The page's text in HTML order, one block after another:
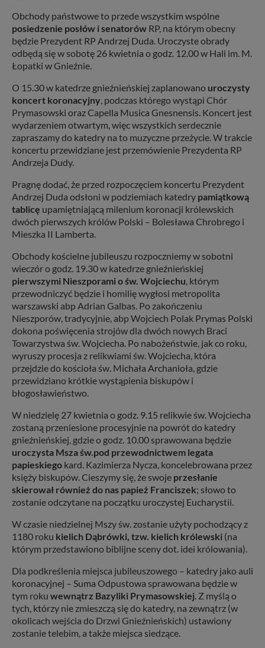
Obchody państwowe to przede wszystkim wspólne
posiedzenie posłów i senatorów RP, na którym obecny
będzie Prezydent RP Andrzej Duda. Uroczyste obrady
odbędą się w sobotę 26 kwietnia o godz. 12.00 w Hali im. M.
Łopatki w Gnieźnie.
O 15.30 w katedrze gnieźnieńskiej zaplanowano uroczysty
koncert koronacyjny , podczas którego wystąpi Chór
Prymasowski oraz Capella Musica Gnesnensis. Koncert jest
wydarzeniem otwartym, więc wszystkich serdecznie
zapraszamy do katedry na to muzyczne przeżycie. W trakcie
koncertu przewidziane jest przemówienie Prezydenta RP
Andrzeja Dudy.
Pragnę dodać, że przed rozpoczęciem koncertu Prezydent
Andrzej Duda odsłoni w podziemiach katedry pamiątkową
tablicę upamiętniającą milenium koronacji królewskich
dwóch pierwszych królów Polski – Bolesława Chrobrego i
Mieszka II Lamberta.
Obchody kościelne jubileuszu rozpoczniemy w sobotni
wieczór o godz. 19.30 w katedrze gnieźnieńskiej
pierwszymi Nieszporami o św. Wojciechu , którym
przewodniczyć będzie i homilię wygłosi metropolita
warszawski abp Adrian Galbas. Po zakończeniu
Nieszporów, tradycyjnie, abp Wojciech Polak Prymas Polski
dokona poświęcenia strojów dla dwóch nowych Braci
Towarzystwa św. Wojciecha. Po nabożeństwie, jak co roku,
wyruszy procesja z relikwiami św. Wojciecha, która
przejdzie do kościoła św. Michała Archanioła, gdzie
przewidziano krótkie wystąpienia biskupów i
błogosławieństwo.
W niedzielę 27 kwietnia o godz. 9.15 relikwie św. Wojciecha
zostaną przeniesione procesyjnie na powrót do katedry
gnieźnieńskiej, gdzie o godz. 10.00 sprawowana będzie
uroczysta Msza św. pod przewodnictwem legata
papieskiego kard. Kazimierza Nycza, koncelebrowana przez
księży biskupów. Cieszymy się, że swoje przesłanie
skierował również do nas papież Franciszek; słowo to
zostanie odczytane na początku uroczystej Eucharystii.
W czasie niedzielnej Mszy św. zostanie użyty pochodzący z
1180 roku kielich Dąbrówki, tzw. kielich królewski (na
którym przedstawiono biblijne sceny dot. idei królowania).
Dla podkreślenia miejsca jubileuszowego – katedry jako auli
koronacyjnej – Suma Odpustowa sprawowana będzie w
tym roku wewnątrz Bazyliki Prymasowskiej . Z myślą o
tych, którzy nie zmieszczą się do katedry, na zewnątrz (w
okolicach wejścia do Drzwi Gnieźnieńskich) ustawiony
zostanie telebim, a także miejsca siedzące.